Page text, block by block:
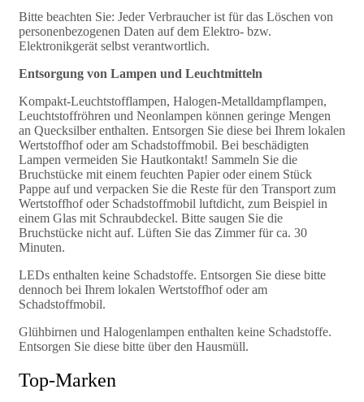
Bitte beachten Sie: Jeder Verbraucher ist für das Löschen von
personenbezogenen Daten auf dem Elektro- bzw.
Elektronikgerät selbst verantwortlich.
Entsorgung von Lampen und Leuchtmitteln
Kompakt-Leuchtstofflampen, Halogen-Metalldampflampen,
Leuchtstoffröhren und Neonlampen können geringe Mengen
an Quecksilber enthalten. Entsorgen Sie diese bei Ihrem lokalen
Wertstoffhof oder am Schadstoffmobil. Bei beschädigten
Lampen vermeiden Sie Hautkontakt! Sammeln Sie die
Bruchstücke mit einem feuchten Papier oder einem Stück
Pappe auf und verpacken Sie die Reste für den Transport zum
Wertstoffhof oder Schadstoffmobil luftdicht, zum Beispiel in
einem Glas mit Schraubdeckel. Bitte saugen Sie die
Bruchstücke nicht auf. Lüften Sie das Zimmer für ca. 30
Minuten.
LEDs enthalten keine Schadstoffe. Entsorgen Sie diese bitte
dennoch bei Ihrem lokalen Wertstoffhof oder am
Schadstoffmobil.
Glühbirnen und Halogenlampen enthalten keine Schadstoffe.
Entsorgen Sie diese bitte über den Hausmüll.
Top-Marken